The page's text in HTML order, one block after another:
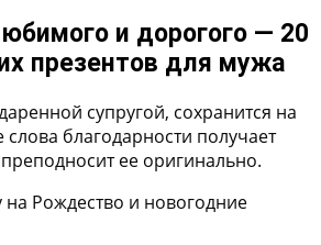
и дорогого — 20
презентов для мужа
супругой, сохранится на
благодарности получает
ее оригинально.
Рождество и новогодние